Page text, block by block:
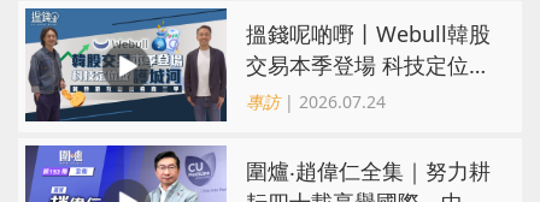
搵錢呢啲嘢丨Webull韓股
交易本季登場 科技定位成
護城河 冀登港互聯網券商
專訪| 2026.07.24
圍爐‧趙偉仁全集｜努力耕